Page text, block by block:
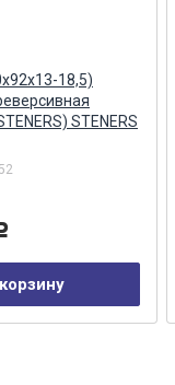
18,5)
STENERS